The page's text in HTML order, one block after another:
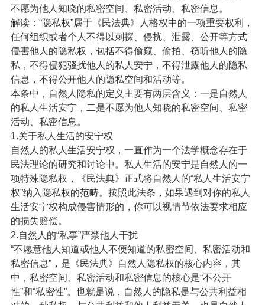
不愿为他人知晓的私密空间、私密活动、私密信息。
解读：“隐私权”属于《民法典》人格权中的一项重要权利，
任何组织或者个人不得以刺探、侵扰、泄露、公开等方式
侵害他人的隐私权，包括不得偷窥、偷拍、窃听他人的隐
私，不得侵犯骚扰他人的私人安宁，不得泄露他人的隐私
信息，不得公开他人的隐私空间和活动等。
本条中，自然人隐私的定义主要有两层含义：一是自然人
的私人生活安宁，二是不愿为他人知晓的私密空间、私密
活动、私密信息。
1.关于私人生活的安宁权
自然人的私人生活安宁权，一直作为一个法学概念存在于
民法理论的研究和讨论中。私人生活的安宁是自然人的一
项特殊隐私权，《民法典》正式将自然人的“私人生活安宁
权”纳入隐私权的范畴。按照此法条，如果遇到对你的私人
生活安宁权构成侵害情形的，你可以视情节依法要求相应
的损失赔偿。
2.自然人的“私事”严禁他人干扰
“不愿意他人知道或他人不便知道的私密空间、私密活动和
私密信息”，是《民法典》自然人隐私权的核心内容，其
中，私密空间、私密活动和私密信息的核心是“不公开
性”和“私密性”。也就是说，自然人的隐私是与公共利益相